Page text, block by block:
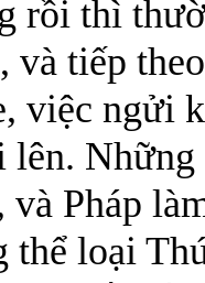
rồi thì
tiếp
việc ngửi
lên.
và Pháp
thể loại